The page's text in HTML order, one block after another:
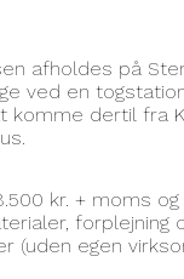
afholdes på
ved en
komme dertil fra
kr. + moms
forplejning
(uden egen